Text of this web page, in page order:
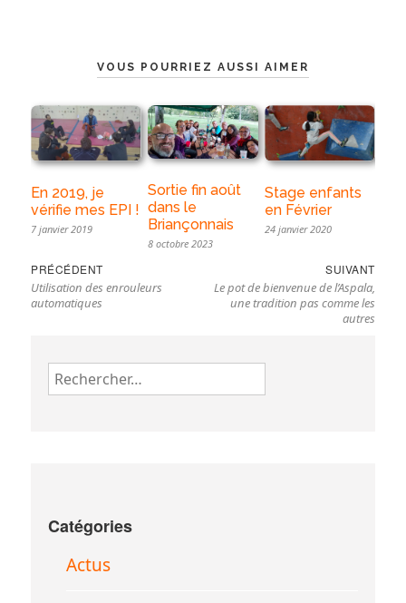
VOUS POURRIEZ AUSSI AIMER
En 2019, je
vérifie mes EPI !
7 janvier 2019
Sortie fin août
dans le
Briançonnais
8 octobre 2023
Stage enfants
en Février
24 janvier 2020
Navigation
de
l’article
PRÉCÉDENTPrevious
post:
Utilisation des enrouleurs
automatiques
SUIVANT
Le pot de bienvenue de l’Aspala,
une tradition pas comme les
autres
Rechercher :
Catégories
Actus